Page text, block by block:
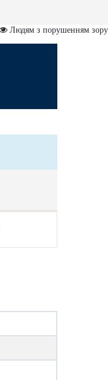
Людям з порушенням зору